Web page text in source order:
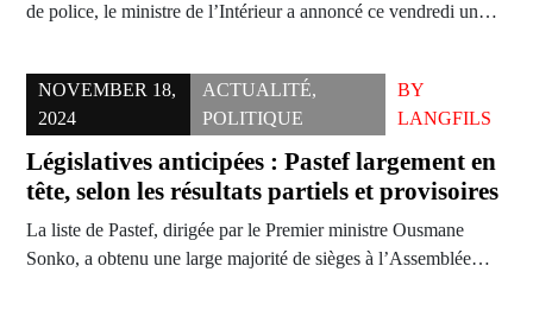
de police, le ministre de l’Intérieur a annoncé ce vendredi un…
NOVEMBER 18,
2024
ACTUALITÉ,
POLITIQUE
BY
LANGFILS
Législatives anticipées : Pastef largement en
tête, selon les résultats partiels et provisoires
La liste de Pastef, dirigée par le Premier ministre Ousmane
Sonko, a obtenu une large majorité de sièges à l’Assemblée…